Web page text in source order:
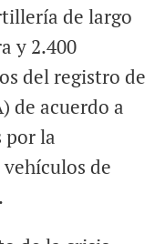
de largo
y 2.400
del registro de
de acuerdo a
por la
vehículos de